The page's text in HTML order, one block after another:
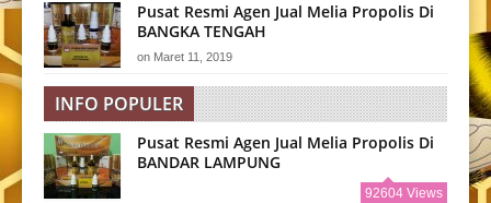
Pusat Resmi Agen Jual Melia Propolis Di
BANGKA TENGAH
on Maret 11, 2019
INFO POPULER
Pusat Resmi Agen Jual Melia Propolis Di
BANDAR LAMPUNG
92604 Views